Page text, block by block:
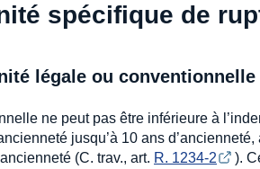
spécifique de
légale ou conventionnelle
ne peut pas être inférieure à
jusqu’à 10 ans
(C. trav., art. R. 1234-2
).